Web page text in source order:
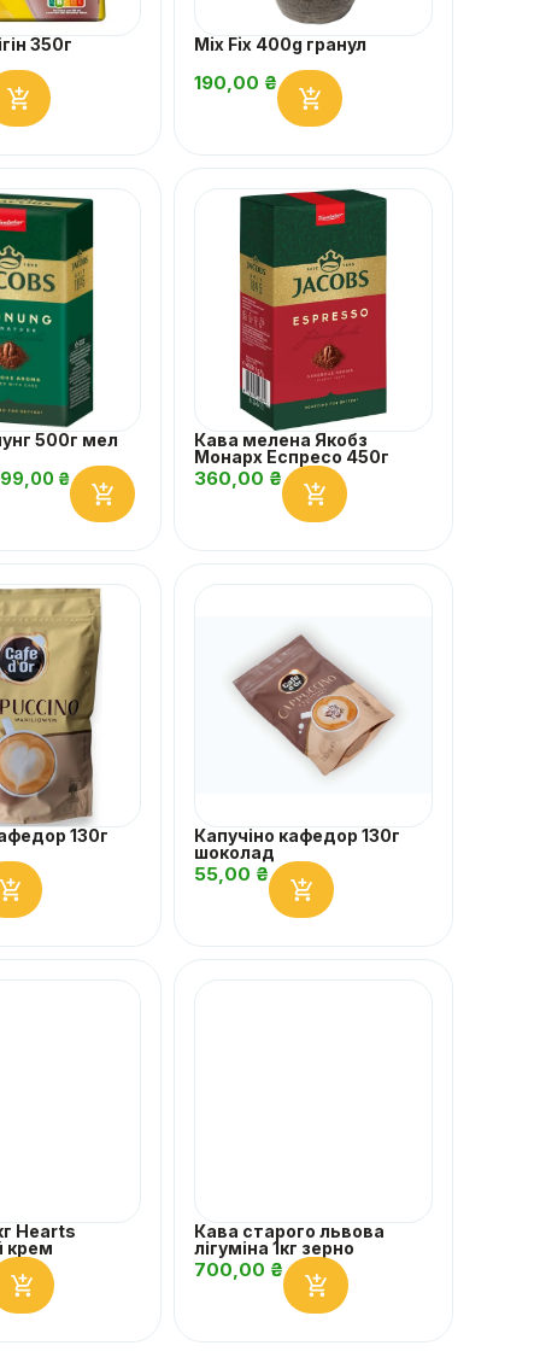
350г Mix Fix 400g гранул
190,00 ₴
500г мел
₴
Кава мелена Якобз
Монарх Еспресо 450г
360,00 ₴
130г
Капучіно кафедор 130г
шоколад
55,00 ₴
Hearts
крем
Кава старого львова
лігуміна 1кг зерно
700,00 ₴